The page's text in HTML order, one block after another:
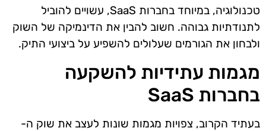
טכנולוגיה, במיוחד בחברות SaaS, עשויים להוביל
לתנודתיות גבוהה. חשוב להבין את הדינמיקה של השוק
ולבחון את הגורמים שעלולים להשפיע על ביצועי התיק.
מגמות עתידיות להשקעה
בחברות SaaS
בעתיד הקרוב, צפויות מגמות שונות לעצב את שוק ה-